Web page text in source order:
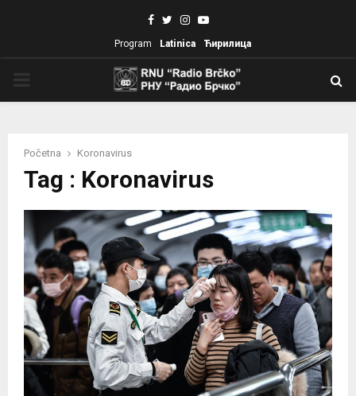
Facebook
TwitterInstagram
Youtube
Program Latinica Ћирилица
Početna Koronavirus
Tag : Koronavirus